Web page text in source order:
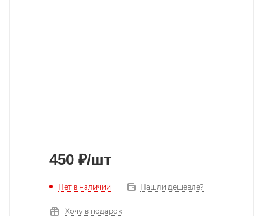
450 ₽/шт
Нет в наличии Нашли дешевле?
Хочу в подарок